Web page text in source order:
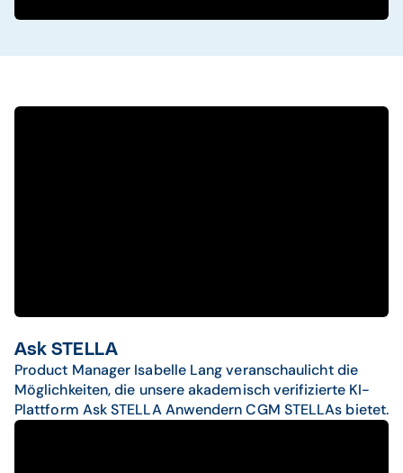
Ask STELLA
Product Manager Isabelle Lang veranschaulicht die
Möglichkeiten, die unsere akademisch verifizierte KI-
Plattform Ask STELLA Anwendern CGM STELLAs bietet.